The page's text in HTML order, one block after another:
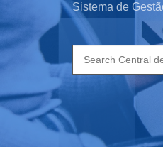
Sistema de
Search
for: